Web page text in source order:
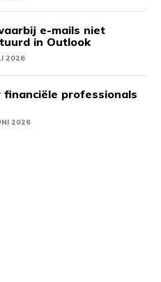
e-mails niet
in Outlook
2026
professionals
2026